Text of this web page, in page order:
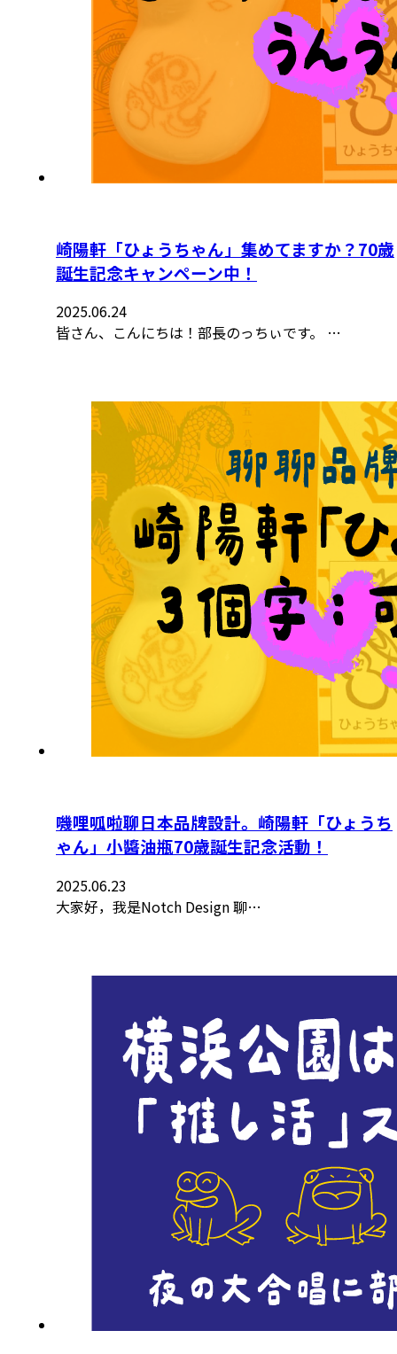
崎陽軒「ひょうちゃん」集めてますか？70歳
誕生記念キャンペーン中！
2025.06.24
皆さん、こんにちは！部長のっちぃです。 …
嘰哩呱啦聊日本品牌設計。崎陽軒「ひょうち
ゃん」小醬油瓶70歳誕生記念活動！
2025.06.23
大家好，我是Notch Design 聊…